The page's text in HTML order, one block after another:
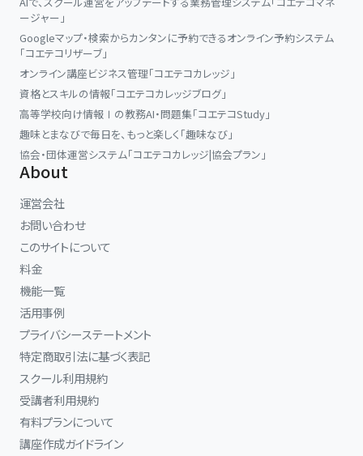
ージャー」
Googleマップ・検索からカンタンに予約できるオンライン予約システム
「コエテコリザーブ」
オンライン講座ビジネス管理「コエテコカレッジ」
資格とスキルの情報「コエテコカレッジブログ」
高等学校向け情報Ⅰの教務AI・問題集「コエテコStudy」
趣味とまなびで毎日を、もっと楽しく「趣味なび」
協会・団体運営システム「コエテコカレッジ|協会プラン」
About
運営会社
お問い合わせ
このサイトについて
料金
機能一覧
活用事例
プライバシーステートメント
特定商取引法に基づく表記
スクール利用規約
受講者利用規約
有料プランについて
講座作成ガイドライン